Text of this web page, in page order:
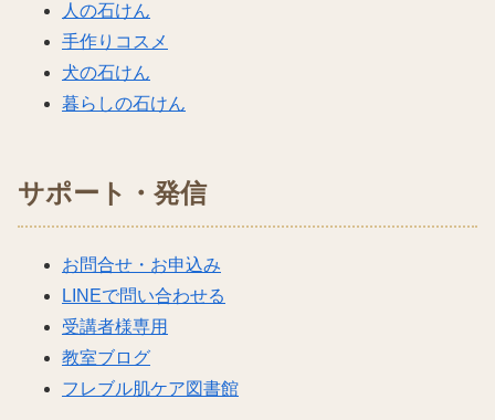
人の石けん
手作りコスメ
犬の石けん
暮らしの石けん
サポート・発信
お問合せ・お申込み
LINEで問い合わせる
受講者様専用
教室ブログ
フレブル肌ケア図書館